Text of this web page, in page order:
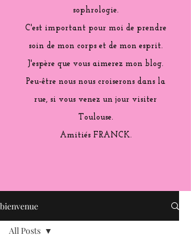
sophrologie.
C'est important pour moi de prendre
soin de mon corps et de mon esprit.
J'espère que vous aimerez mon blog.
Peu-être nous nous croiserons dans la
rue, si vous venez un jour visiter
Toulouse.
Amitiés FRANCK.
bienvenue
All Posts